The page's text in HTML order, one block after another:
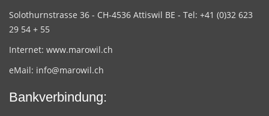
Solothurnstrasse 36 - CH-4536 Attiswil BE - Tel: +41 (0)32 623
29 54 + 55
Internet: www.marowil.ch
eMail: info@marowil.ch
Bankverbindung: